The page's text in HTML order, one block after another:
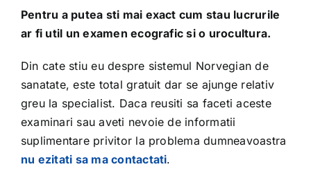
Pentru a putea sti mai exact cum stau lucrurile
ar fi util un examen ecografic si o urocultura.
Din cate stiu eu despre sistemul Norvegian de
sanatate, este total gratuit dar se ajunge relativ
greu la specialist. Daca reusiti sa faceti aceste
examinari sau aveti nevoie de informatii
suplimentare privitor la problema dumneavoastra
nu ezitati sa ma contactati.